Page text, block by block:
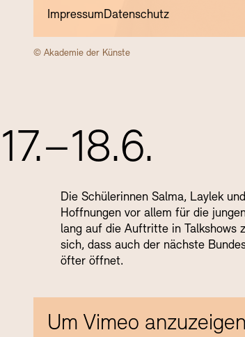
ImpressumDatenschutz
© Akademie der Künste
17.–18.6.
Die Schülerinnen Salma, Laylek
Hoffnungen vor allem für die
lang auf die Auftritte in Talkshows
sich, dass auch der nächste
öfter öffnet.
Um Vimeo